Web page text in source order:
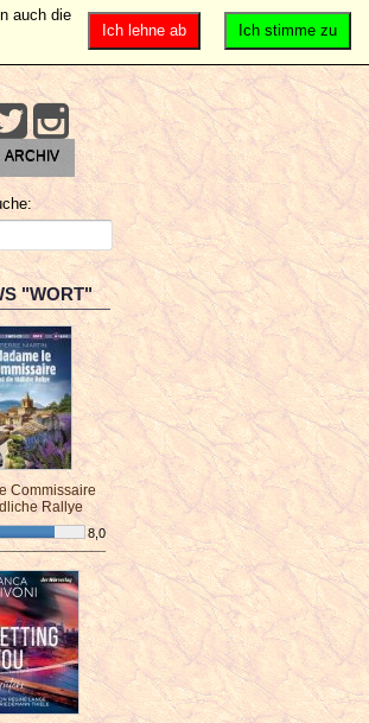
ARCHIV
"WORT"
Commissaire
Rallye
8,0
Ich stimme zu
Ich lehne ab
auch die